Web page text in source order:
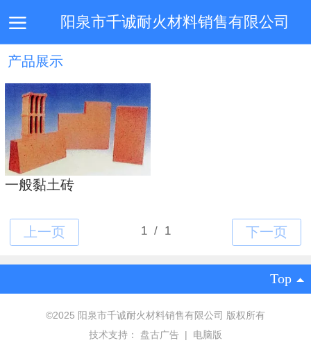
阳泉市千诚耐火材料销售有限公司
首页
产品展示
一般黏土砖
Top
©2025 阳泉市千诚耐火材料销售有限公司 版权所有
技术支持： 盘古广告 | 电脑版